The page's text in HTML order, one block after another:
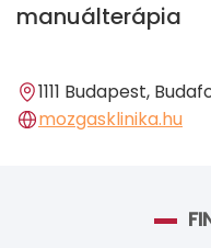
manuálterápia
1111 Budapest,
mozgasklinika.hu